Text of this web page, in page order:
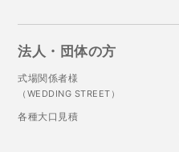
法人・団体の方
式場関係者様
（WEDDING STREET）
各種大口見積